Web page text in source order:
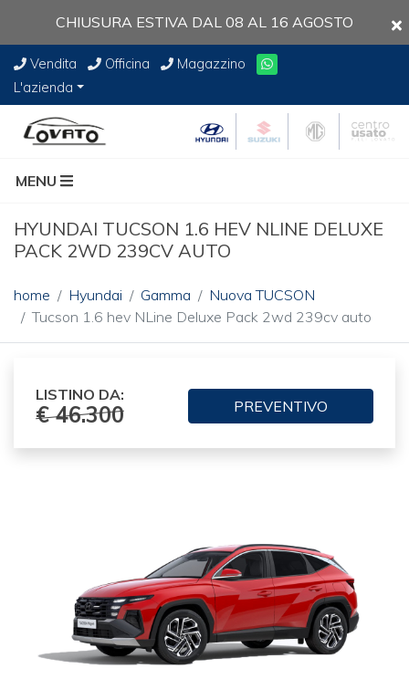
CHIUSURA ESTIVA DAL 08 AL 16 AGOSTO
Vendita Officina
Magazzino
L'azienda
MENU
HYUNDAI TUCSON 1.6 HEV NLINE DELUXE
PACK 2WD 239CV AUTO
home Hyundai Gamma
Nuova TUCSON
Tucson 1.6 hev NLine Deluxe Pack 2wd 239cv auto
LISTINO DA:
€ 46.300 PREVENTIVO